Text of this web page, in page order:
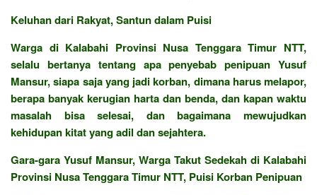
Keluhan dari Rakyat, Santun dalam Puisi
Warga di Kalabahi Provinsi Nusa Tenggara Timur NTT,
selalu bertanya tentang apa penyebab penipuan Yusuf
Mansur, siapa saja yang jadi korban, dimana harus melapor,
berapa banyak kerugian harta dan benda, dan kapan waktu
masalah bisa selesai, dan bagaimana mewujudkan
kehidupan kitat yang adil dan sejahtera.
Gara-gara Yusuf Mansur, Warga Takut Sedekah di Kalabahi
Provinsi Nusa Tenggara Timur NTT, Puisi Korban Penipuan